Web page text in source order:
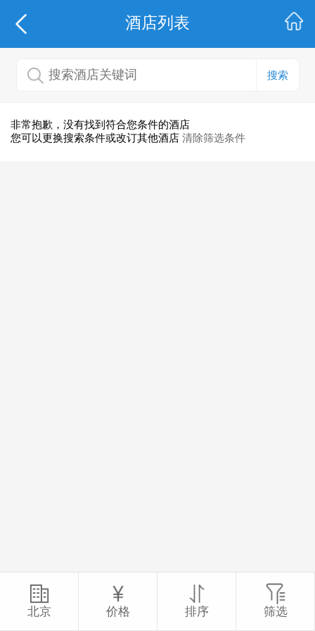
酒店列表
搜索
非常抱歉，没有找到符合您条件的酒店
您可以更换搜索条件或改订其他酒店 清除筛选条件
北京 价格 排序 筛选